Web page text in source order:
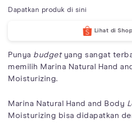
Dapatkan produk di sini
Lihat di
Punya budgetyang sangat
memilih Marina Natural Hand
Moisturizing.
Marina Natural Hand and Body
Moisturizing bisa didapatkan